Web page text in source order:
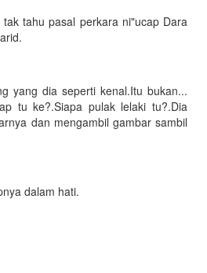
tahu pasal perkara ni"ucap Dara
yang dia seperti kenal.Itu bukan...
tu ke?.Siapa pulak lelaki tu?.Dia
dan mengambil gambar sambil
dalam hati.